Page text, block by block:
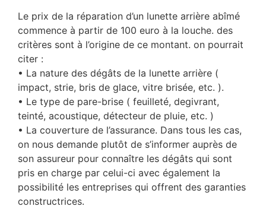
Le prix de la réparation d’un lunette arrière abîmé
commence à partir de 100 euro à la louche. des
critères sont à l’origine de ce montant. on pourrait
citer :
• La nature des dégâts de la lunette arrière (
impact, strie, bris de glace, vitre brisée, etc. ).
• Le type de pare-brise ( feuilleté, degivrant,
teinté, acoustique, détecteur de pluie, etc. )
• La couverture de l’assurance. Dans tous les cas,
on nous demande plutôt de s’informer auprès de
son assureur pour connaître les dégâts qui sont
pris en charge par celui-ci avec également la
possibilité les entreprises qui offrent des garanties
constructrices.